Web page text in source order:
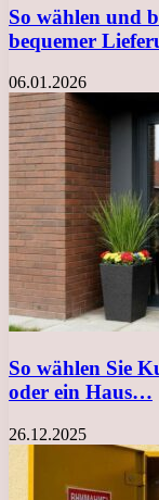
So wählen und
bequemer
06.01.2026
So wählen Sie
oder ein Haus…
26.12.2025